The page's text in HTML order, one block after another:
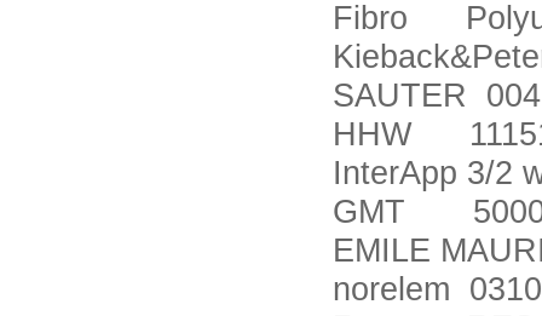
Fibro
SAUTER
HHW
InterApp 3/2
GMT
EMILE
norelem